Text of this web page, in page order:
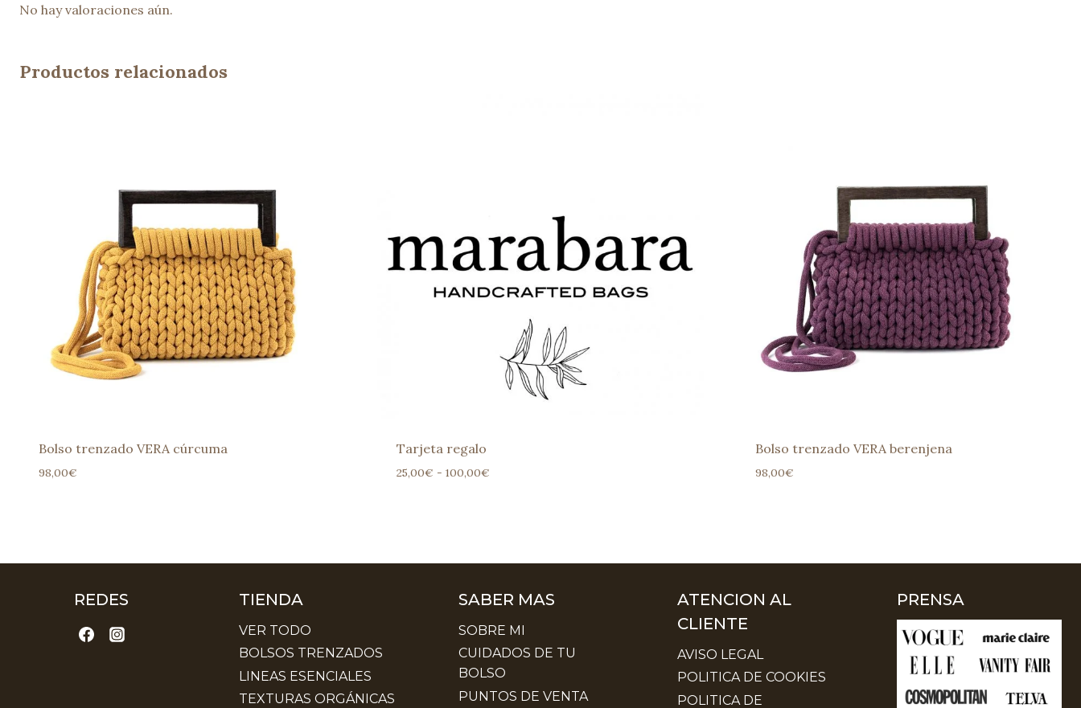
No hay valoraciones aún.
Productos relacionados
Bolso trenzado VERA cúrcuma
98,00€
Tarjeta regalo
25,00€ - 100,00€
Bolso trenzado VERA berenjena
98,00€
REDES TIENDA
VER TODO
BOLSOS TRENZADOS
LINEAS ESENCIALES
TEXTURAS ORGÁNICAS
SABER MAS
SOBRE MI
CUIDADOS DE TU
BOLSO
PUNTOS DE VENTA
ATENCION AL
CLIENTE
AVISO LEGAL
POLITICA DE COOKIES
POLITICA DE
PRENSA